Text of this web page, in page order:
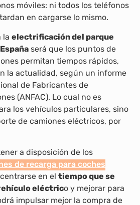
móviles: ni todos los teléfonos
en cargarse lo mismo.
la electrificación del parque
será que los puntos de
permitan tiempos rápidos,
la actualidad, según un informe
de Fabricantes de
(ANFAC). Lo cual no es
los vehículos particulares, sino
de camiones eléctricos, por
a disposición de los
de recarga para coches
en el tiempo que se
eléctrico y mejorar para
impulsar mejor la compra de